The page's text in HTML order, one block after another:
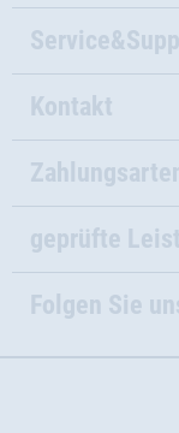
Kontakt
geprüfte
Folgen Sie